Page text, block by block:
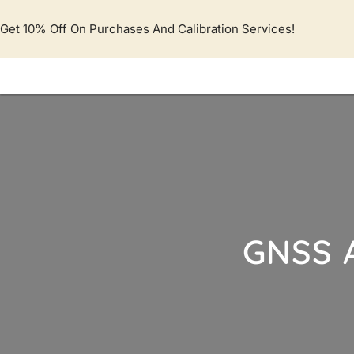
ke
Get 10% Off On Purchases And Calibration Services!
GNSS